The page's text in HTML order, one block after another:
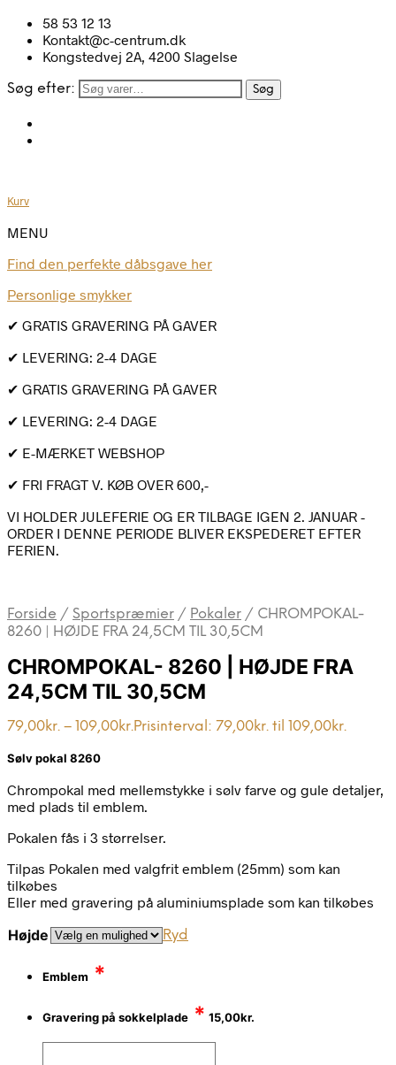
58 53 12 13
Kontakt@c-centrum.dk
Kongstedvej 2A, 4200 Slagelse
Søg efter: Søg
Kurv
MENU
Find den perfekte dåbsgave her
Personlige smykker
✔ GRATIS GRAVERING PÅ GAVER
✔ LEVERING: 2-4 DAGE
✔ GRATIS GRAVERING PÅ GAVER
✔ LEVERING: 2-4 DAGE
✔ E-MÆRKET WEBSHOP
✔ FRI FRAGT V. KØB OVER 600,-
VI HOLDER JULEFERIE OG ER TILBAGE IGEN 2. JANUAR -
ORDER I DENNE PERIODE BLIVER EKSPEDERET EFTER
FERIEN.
Forside / Sportspræmier / Pokaler / CHROMPOKAL-
8260 | HØJDE FRA 24,5CM TIL 30,5CM
CHROMPOKAL- 8260 | HØJDE FRA
24,5CM TIL 30,5CM
79,00kr. – 109,00kr.Prisinterval: 79,00kr. til 109,00kr.
Sølv pokal 8260
Chrompokal med mellemstykke i sølv farve og gule detaljer,
med plads til emblem.
Pokalen fås i 3 størrelser.
Tilpas Pokalen med valgfrit emblem (25mm) som kan
tilkøbes
Eller med gravering på aluminiumsplade som kan tilkøbes
Højde Ryd
Emblem *
Gravering på sokkelplade * 15,00kr.